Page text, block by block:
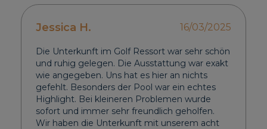
Jessica H. 16/03/2025
Die Unterkunft im Golf Ressort war sehr schön
und ruhig gelegen. Die Ausstattung war exakt
wie angegeben. Uns hat es hier an nichts
gefehlt. Besonders der Pool war ein echtes
Highlight. Bei kleineren Problemen wurde
sofort und immer sehr freundlich geholfen.
Wir haben die Unterkunft mit unserem acht